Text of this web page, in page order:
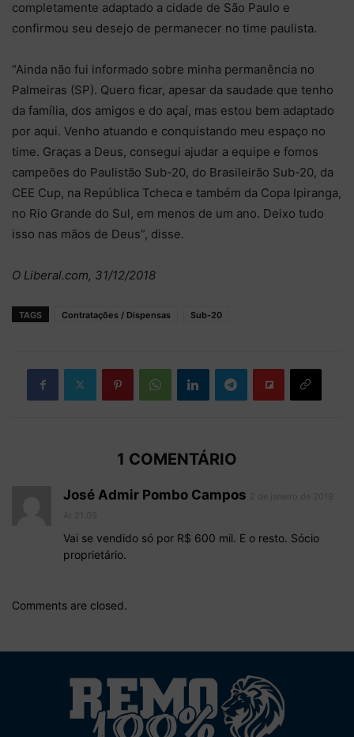
completamente adaptado a cidade de São Paulo e
confirmou seu desejo de permanecer no time paulista.
“Ainda não fui informado sobre minha permanência no
Palmeiras (SP). Quero ficar, apesar da saudade que tenho
da família, dos amigos e do açaí, mas estou bem adaptado
por aqui. Venho atuando e conquistando meu espaço no
time. Graças a Deus, consegui ajudar a equipe e fomos
campeões do Paulistão Sub-20, do Brasileirão Sub-20, da
CEE Cup, na República Tcheca e também da Copa Ipiranga,
no Rio Grande do Sul, em menos de um ano. Deixo tudo
isso nas mãos de Deus”, disse.
O Liberal.com, 31/12/2018
TAGS Contratações / Dispensas Sub-20
1 COMENTÁRIO
José Admir Pombo Campos
Vai se vendido só por R$ 600 mil. E o resto. Sócio
proprietário.
Comments are closed.